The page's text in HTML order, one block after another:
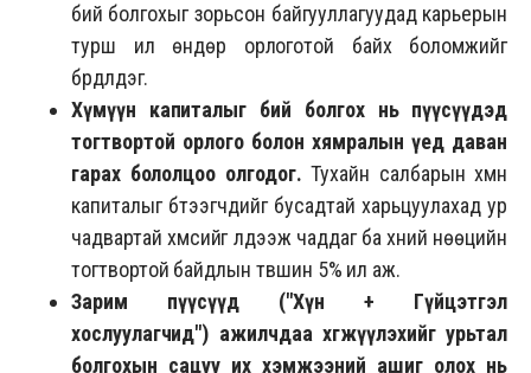
бий болгохыг зорьсон байгууллагуудад карьерын
турш илүү өндөр орлоготой байх боломжийг
бүрдүүлдэг.
Хүмүүн капиталыг бий болгох нь пүүсүүдэд
тогтвортой орлого болон хямралын үед даван
гарах бололцоо олгодог.Тухайн салбарын хүмүүн
капиталыг бүтээгчдийг бусадтай харьцуулахад ур
чадвартай хүмүүсийг үлдээж чаддаг ба хүний нөөцийн
тогтвортой байдлын түвшин 5% илүү аж.
Зарим пүүсүүд ("Хүн + Гүйцэтгэл
хослуулагчид") ажилчдаа хөгжүүлэхийг урьтал
болгохын сацуу их хэмжээний ашиг олох нь